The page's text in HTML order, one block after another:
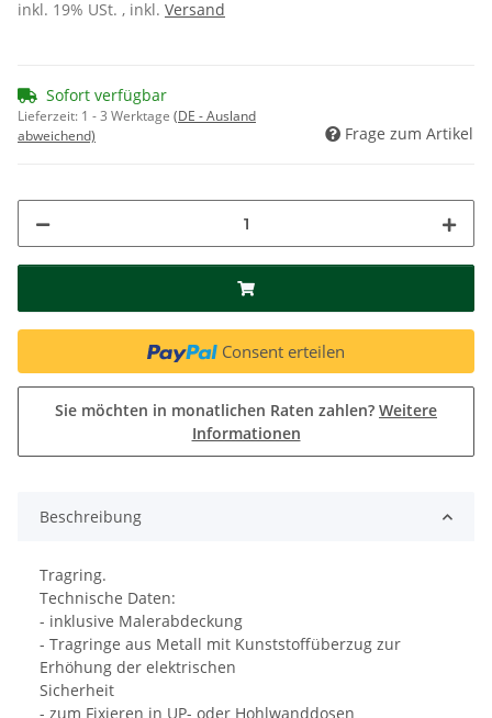
inkl. 19% USt. , inkl. Versand
Sofort verfügbar
Lieferzeit: 1 - 3 Werktage (DE - Ausland
abweichend)
Frage zum Artikel
Consent erteilen
Sie möchten in monatlichen Raten zahlen? Weitere
Informationen
Beschreibung
Tragring.
Technische Daten:
- inklusive Malerabdeckung
- Tragringe aus Metall mit Kunststoffüberzug zur
Erhöhung der elektrischen
Sicherheit
- zum Fixieren in UP- oder Hohlwanddosen